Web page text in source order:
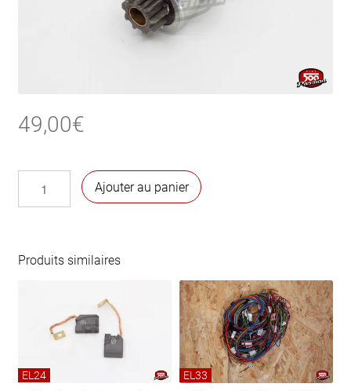
49,00€
démarreur
Ajouter au panier
Produits similaires
EL24 EL33